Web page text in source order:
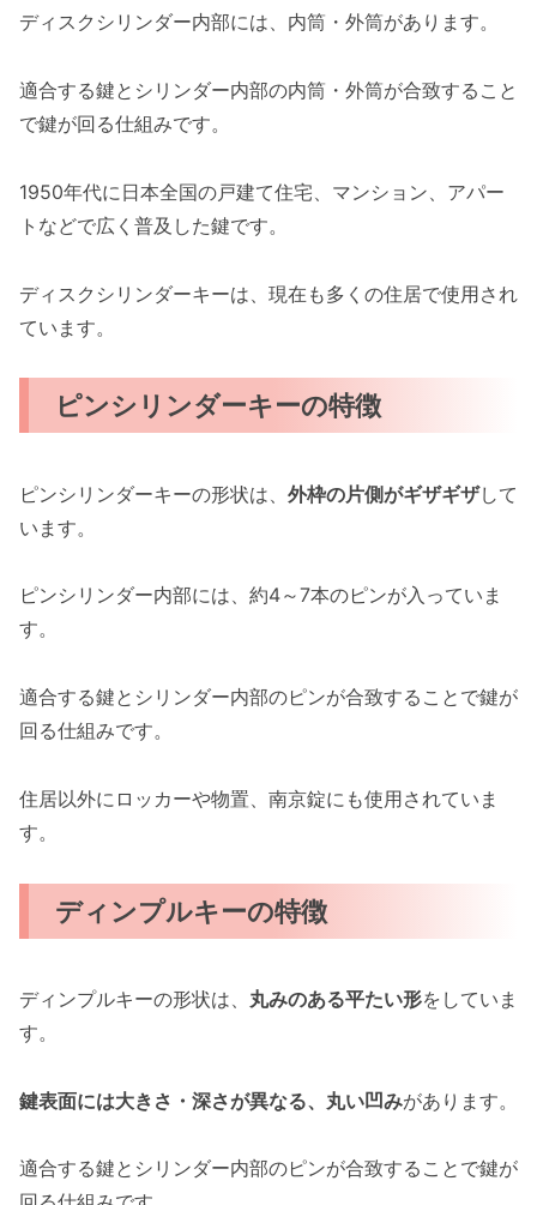
ディスクシリンダー内部には、内筒・外筒があります。
適合する鍵とシリンダー内部の内筒・外筒が合致すること
で鍵が回る仕組みです。
1950年代に日本全国の戸建て住宅、マンション、アパー
トなどで広く普及した鍵です。
ディスクシリンダーキーは、現在も多くの住居で使用され
ています。
ピンシリンダーキーの特徴
ピンシリンダーキーの形状は、 外枠の片側がギザギザして
います。
ピンシリンダー内部には、約4～7本のピンが入っていま
す。
適合する鍵とシリンダー内部のピンが合致することで鍵が
回る仕組みです。
住居以外にロッカーや物置、南京錠にも使用されていま
す。
ディンプルキーの特徴
ディンプルキーの形状は、 丸みのある平たい形をしていま
す。
鍵表面には大きさ・深さが異なる、丸い凹みがあります。
適合する鍵とシリンダー内部のピンが合致することで鍵が